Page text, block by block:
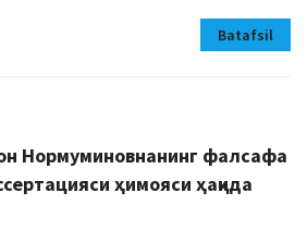
Batafsil
Нормуминовнанинг фалсафа
ҳимояси ҳақида